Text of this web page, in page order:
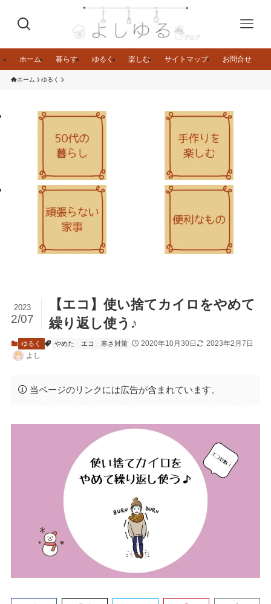
ホーム 暮らす ゆるく 楽しむ サイトマップ お問合せ
ホーム ゆるく
【エコ】使い捨てカイロをやめて
繰り返し使う♪
2023
2/07
ゆるく やめた エコ 寒さ対策 2020年10月30日
2023年2月7日
よし
当ページのリンクには広告が含まれています。